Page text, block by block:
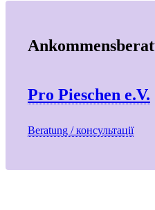
Pro Pieschen e.V.
Beratung / консультації